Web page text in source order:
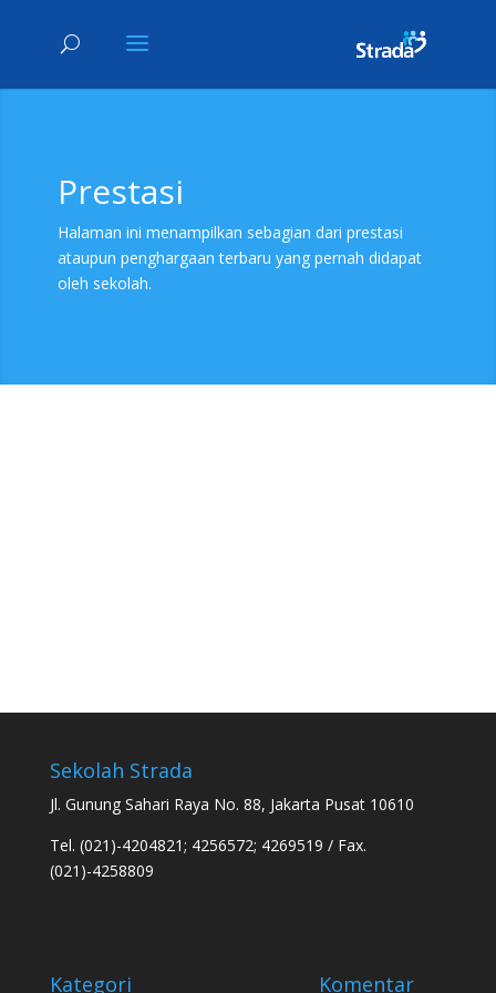
Prestasi
Halaman ini menampilkan sebagian dari prestasi
ataupun penghargaan terbaru yang pernah didapat
oleh sekolah.
Sekolah Strada
Jl. Gunung Sahari Raya No. 88, Jakarta Pusat 10610
Tel. (021)-4204821; 4256572; 4269519 / Fax.
(021)-4258809
Kategori Komentar